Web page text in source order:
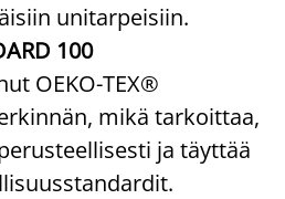
unitarpeisiin.
100
OEKO-TEX®
mikä tarkoittaa,
ja täyttää